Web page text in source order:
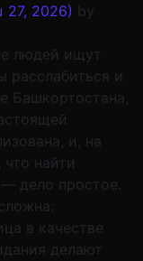
27, 2026) by
людей ищут
расслабиться и
Башкортостана,
и, на
найти
дело простое.
в качестве
делают